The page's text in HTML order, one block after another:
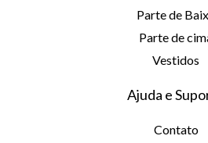
Parte de
Parte de
Vestidos
Ajuda e
Contato